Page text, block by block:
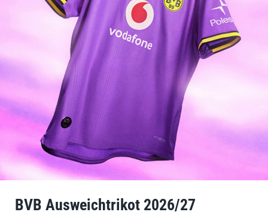
BVB Ausweichtrikot 2026/27